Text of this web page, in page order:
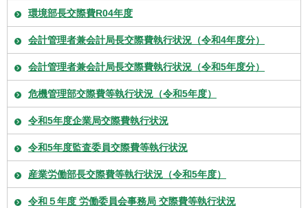
環境部長交際費R04年度
会計管理者兼会計局長交際費執行状況（令和4年度分）
会計管理者兼会計局長交際費執行状況（令和5年度分）
危機管理部交際費等執行状況（令和5年度）
令和5年度企業局交際費執行状況
令和5年度監査委員交際費等執行状況
産業労働部長交際費等執行状況（令和5年度）
令和５年度 労働委員会事務局 交際費等執行状況